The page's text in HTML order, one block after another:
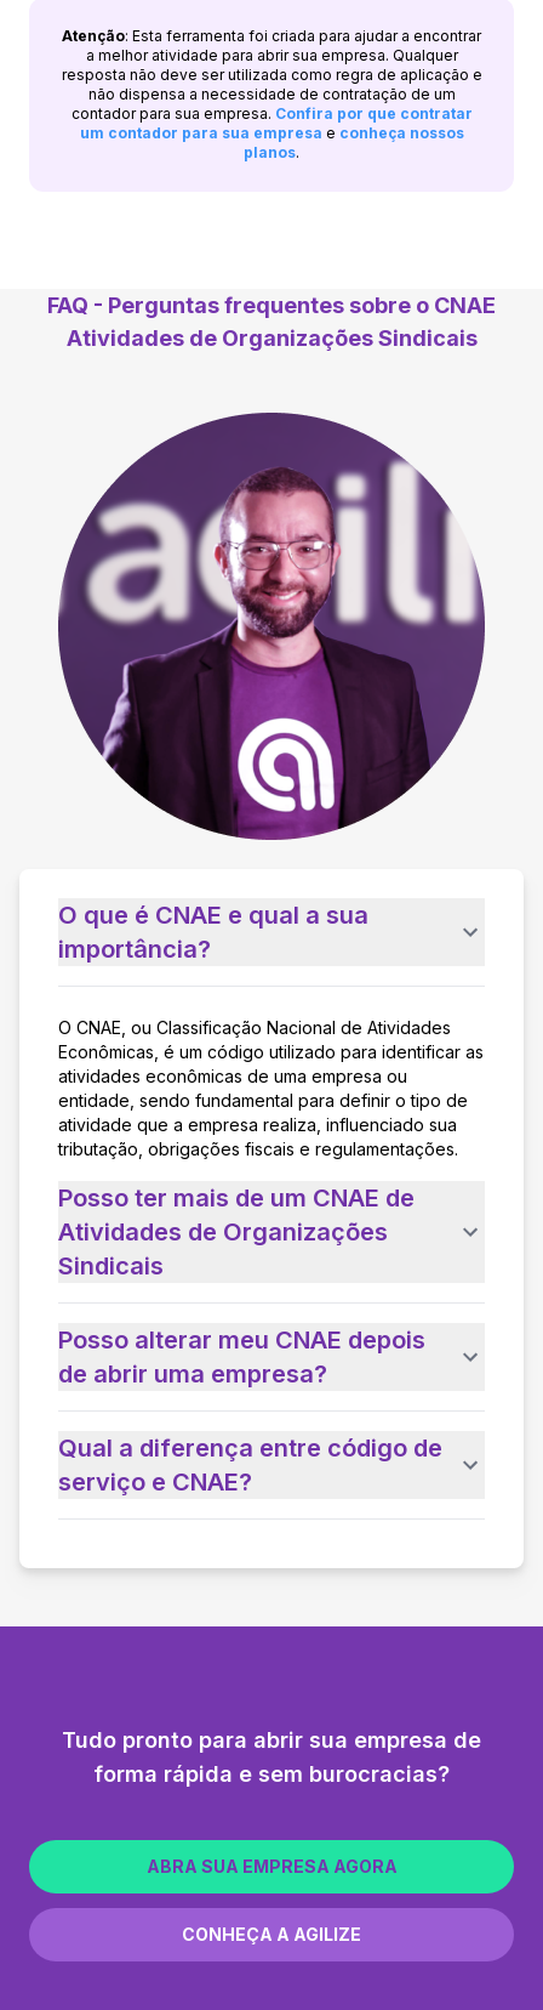
Atenção: Esta ferramenta foi criada para ajudar a encontrar
a melhor atividade para abrir sua empresa. Qualquer
resposta não deve ser utilizada como regra de aplicação e
não dispensa a necessidade de contratação de um
contador para sua empresa. Confira por que contratar
um contador para sua empresa e conheça nossos
planos.
FAQ - Perguntas frequentes sobre o CNAE
Atividades de Organizações Sindicais
O que é CNAE e qual a sua
importância?
O CNAE, ou Classificação Nacional de Atividades
Econômicas, é um código utilizado para identificar as
atividades econômicas de uma empresa ou
entidade, sendo fundamental para definir o tipo de
atividade que a empresa realiza, influenciado sua
tributação, obrigações fiscais e regulamentações.
Posso ter mais de um CNAE de
Atividades de Organizações
Sindicais
Posso alterar meu CNAE depois
de abrir uma empresa?
Qual a diferença entre código de
serviço e CNAE?
Tudo pronto para abrir sua empresa de
forma rápida e sem burocracias?
ABRA SUA EMPRESA AGORA
CONHEÇA A AGILIZE